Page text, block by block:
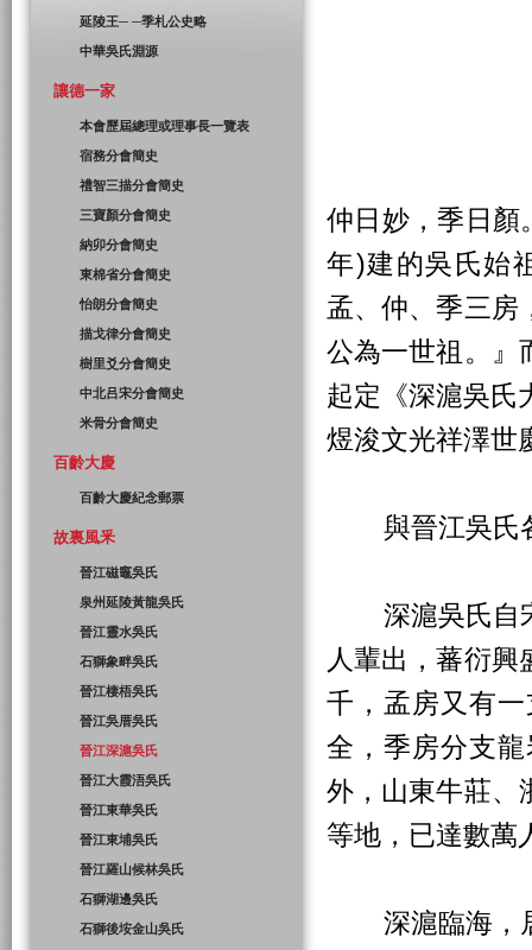
仲日妙，季日顏
年)建的吳氏始
孟、仲、季三房
公為一世祖。』
起定《深滬吳氏
煜浚文光祥澤世
與晉江吳氏各
深滬吳氏自宋
人輩出，蕃衍
千，孟房又有
全，季房分支
外，山東牛莊、
等地，已達數萬
深滬臨海，居
延陵王─ ─季札公史略
中華吳氏淵源
讓德一家
本會歷屆總理或理事長一覽表
宿務分會簡史
禮智三描分會簡史
三寶顏分會簡史
納卯分會簡史
東棉省分會簡史
怡朗分會簡史
描戈律分會簡史
樹里爻分會簡史
中北吕宋分會簡史
米骨分會簡史
百齡大慶
百齡大慶紀念郵票
故裏風釆
晉江磁竈吳氏
泉州延陵黃龍吳氏
晉江靈水吳氏
石獅象畔吳氏
晉江棲梧吳氏
晉江吳厝吳氏
晉江深滬吳氏
晉江大霞浯吳氏
晉江東華吳氏
晉江東埔吳氏
晉江羅山候林吳氏
石獅湖邊吳氏
石獅後垵金山吳氏